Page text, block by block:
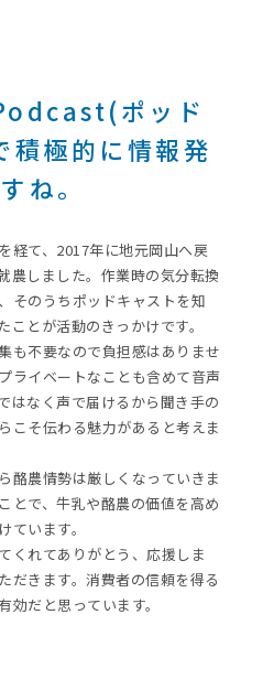
ポッド
積極的に情報発
ね。
経て、2017年に地元岡山へ戻
農しました。作業時の気分転換
そのうちポッドキャストを知
とが活動のきっかけです。
も不要なので負担感はありませ
ライベートなことも含めて音声
はなく声で届けるから聞き手の
こそ伝わる魅力があると考えま
酪農情勢は厳しくなっていきま
とで、牛乳や酪農の価値を高め
ています。
くれてありがとう、応援しま
だきます。消費者の信頼を得る
だと思っています。